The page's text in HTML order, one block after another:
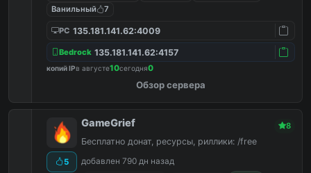
Ванильный
7
PC 135.181.141.62:4009
Bedrock 135.181.141.62:4157
копий IPв августе10сегодня0
Обзор сервера
5
GameGrief 8
Бесплатно донат, ресурсы, риллики: /free
добавлен 790 дн назад